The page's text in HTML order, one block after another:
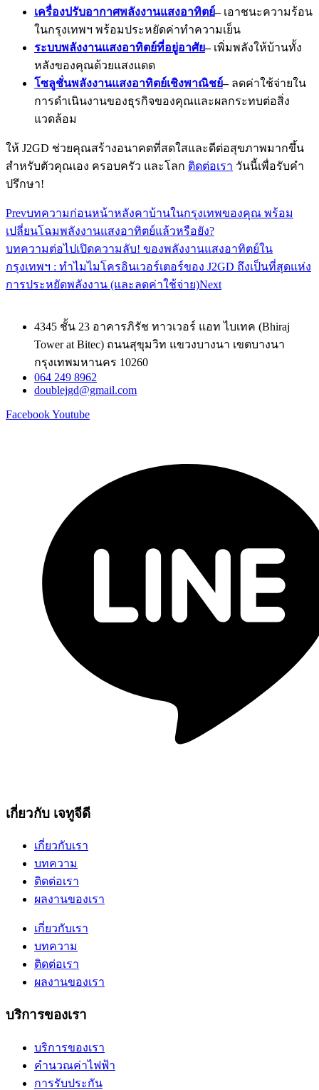
เครื่องปรับอากาศพลังงานแสงอาทิตย์–เอาชนะความร้อน
ในกรุงเทพฯ พร้อมประหยัดค่าทำความเย็น
ระบบพลังงานแสงอาทิตย์ที่อยู่อาศัย–เพิ่มพลังให้บ้านทั้ง
หลังของคุณด้วยแสงแดด
โซลูชั่นพลังงานแสงอาทิตย์เชิงพาณิชย์–ลดค่าใช้จ่ายใน
การดำเนินงานของธุรกิจของคุณและผลกระทบต่อสิ่ง
แวดล้อม
ให้ J2GD ช่วยคุณสร้างอนาคตที่สดใสและดีต่อสุขภาพมากขึ้น
สำหรับตัวคุณเอง ครอบครัว และโลก ติดต่อเรา วันนี้เพื่อรับคำ
ปรึกษา!
Prevบทความก่อนหน้าหลังคาบ้านในกรุงเทพของคุณ พร้อม
เปลี่ยนโฉมพลังงานแสงอาทิตย์แล้วหรือยัง?
บทความต่อไปเปิดความลับ! ของพลังงานแสงอาทิตย์ใน
กรุงเทพฯ : ทำไมไมโครอินเวอร์เตอร์ของ J2GD ถึงเป็นที่สุดแห่ง
การประหยัดพลังงาน (และลดค่าใช้จ่าย)Next
4345 ชั้น 23 อาคารภิรัช ทาวเวอร์ แอท ไบเทค (Bhiraj
Tower at Bitec) ถนนสุขุมวิท แขวงบางนา เขตบางนา
กรุงเทพมหานคร 10260
064 249 8962
doublejgd@gmail.com
FacebookYoutube
เกี่ยวกับ เจทูจีดี
เกี่ยวกับเรา
บทความ
ติดต่อเรา
ผลงานของเรา
เกี่ยวกับเรา
บทความ
ติดต่อเรา
ผลงานของเรา
บริการของเรา
บริการของเรา
คำนวณค่าไฟฟ้า
การรับประกัน